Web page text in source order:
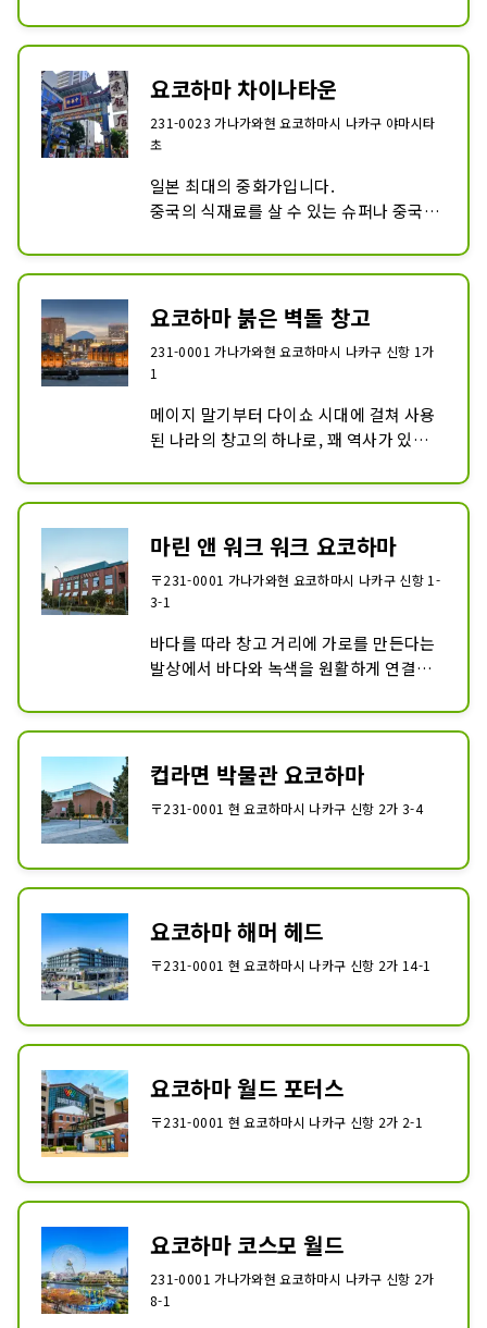
습니다.
로서는 베스트 스포트라고 할 수 있습니다.
요코하마 차이나타운
231-0023 가나가와현 요코하마시 나카구 야마시타
초
일본 최대의 중화가입니다.
중국의 식재료를 살 수 있는 슈퍼나 중국풍
져 있습니다.
있습니다.
요코하마 붉은 벽돌 창고
231-0001 가나가와현 요코하마시 나카구 신항 1가
1
메이지 말기부터 다이쇼 시대에 걸쳐 사용
된 나라의 창고의 하나로, 꽤 역사가 있는
활동 광장에서는 계절에 따라 다양한 활동
2022년 12월 초순에 리뉴얼 오픈했습니
다.
리뉴얼하고 파워 업 한 요코하마 아카 벽돌
창고에는 신규 점포 18 점포를 포함한 총
60 점포가 출점하고 있습니다.
마린 앤 워크 워크 요코하마
〒231-0001 가나가와현 요코하마시 나카구 신항 1-
3-1
바다를 따라 창고 거리에 가로를 만든다는
발상에서 바다와 녹색을 원활하게 연결하
거리 산책의 쇼핑, 바다를 바라보면서 식
만으로 상질의 시간을 보낼 수 있는 공간을
제공합니다.
컵라면 박물관 요코하마
〒231-0001 현 요코하마시 나카구 신항 2가 3-4
요코하마 해머 헤드
〒231-0001 현 요코하마시 나카구 신항 2가 14-1
요코하마 월드 포터스
〒231-0001 현 요코하마시 나카구 신항 2가 2-1
요코하마 코스모 월드
231-0001 가나가와현 요코하마시 나카구 신항 2가
8-1